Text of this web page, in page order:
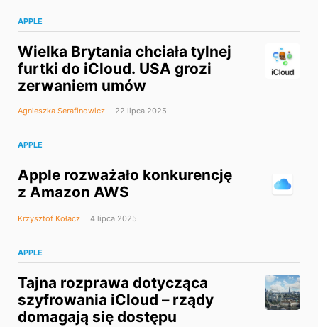
APPLE
Wielka Brytania chciała tylnej
furtki do iCloud. USA grozi
zerwaniem umów
Agnieszka Serafinowicz 22 lipca 2025
APPLE
Apple rozważało konkurencję
z Amazon AWS
Krzysztof Kołacz 4 lipca 2025
APPLE
Tajna rozprawa dotycząca
szyfrowania iCloud – rządy
domagają się dostępu